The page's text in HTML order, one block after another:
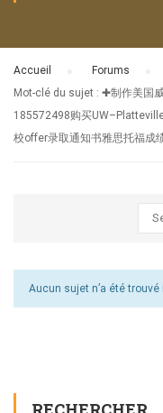
Accueil Forums
Mot-clé du sujet : ✚制作美国
185572498购买
校offer录取通知书雅思托福成
Aucun sujet n’a été trouvé